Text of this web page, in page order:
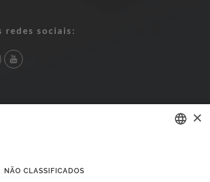
redes sociais:
×
NÃO CLASSIFICADOS